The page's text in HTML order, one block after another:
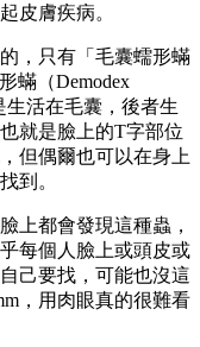
皮膚疾病。
，只有「毛囊蠕形蟎
蟎（Demodex
生活在毛囊，後者生
就是臉上的T字部位
但偶爾也可以在身上
到。
上都會發現這種蟲，
每個人臉上或頭皮或
己要找，可能也沒這
，用肉眼真的很難看